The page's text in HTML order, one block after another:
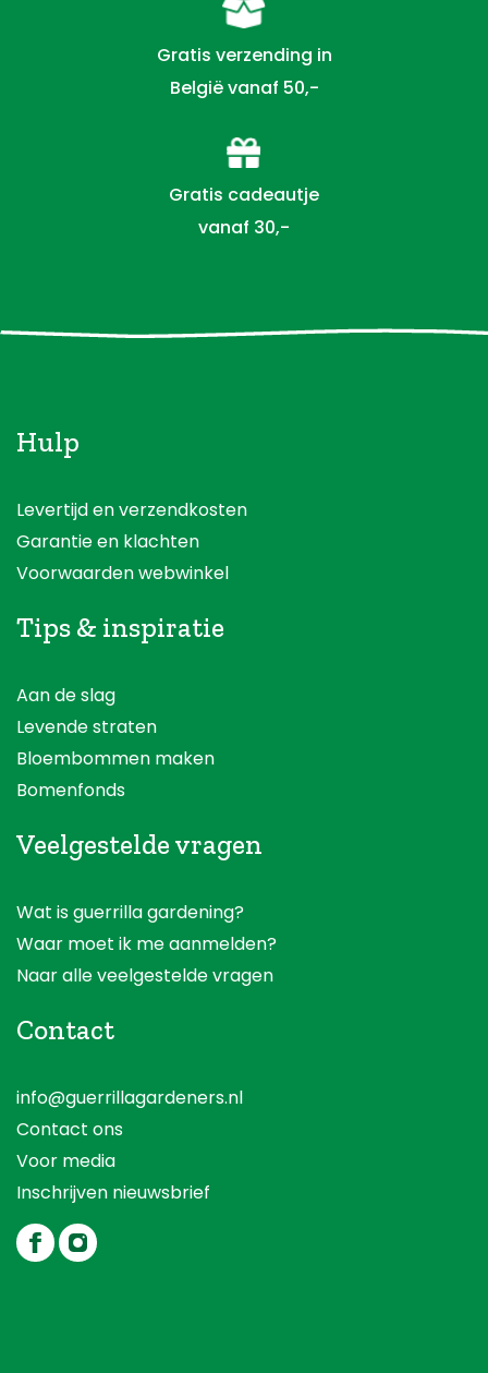
Gratis verzending in
België vanaf 50,-
Gratis cadeautje
vanaf 30,-
Hulp
Levertijd en verzendkosten
Garantie en klachten
Voorwaarden webwinkel
Tips & inspiratie
Aan de slag
Levende straten
Bloembommen maken
Bomenfonds
Veelgestelde vragen
Wat is guerrilla gardening?
Waar moet ik me aanmelden?
Naar alle veelgestelde vragen
Contact
info@guerrillagardeners.nl
Contact ons
Voor media
Inschrijven nieuwsbrief